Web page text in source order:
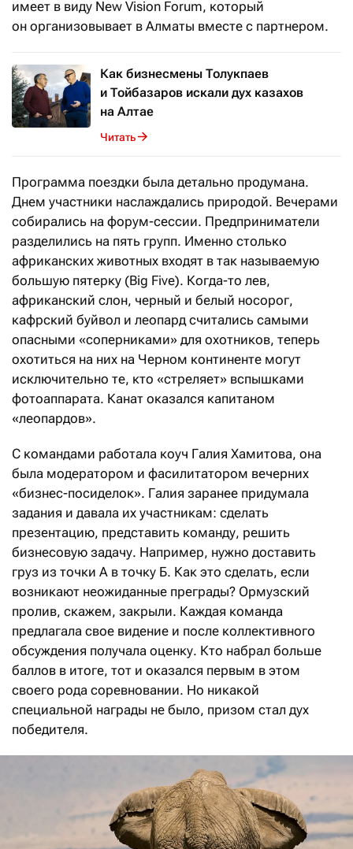
имеет в виду New Vision Forum, который
он организовывает в Алматы вместе с партнером.
Как бизнесмены Толукпаев
и Тойбазаров искали дух казахов
на Алтае
Читать
Программа поездки была детально продумана.
Днем участники наслаждались природой. Вечерами
собирались на форум-сессии. Предприниматели
разделились на пять групп. Именно столько
африканских животных входят в так называемую
большую пятерку (Big Five). Когда-то лев,
африканский слон, черный и белый носорог,
кафрский буйвол и леопард считались самыми
опасными «соперниками» для охотников, теперь
охотиться на них на Черном континенте могут
исключительно те, кто «стреляет» вспышками
фотоаппарата. Канат оказался капитаном
«леопардов».
С командами работала коуч Галия Хамитова, она
была модератором и фасилитатором вечерних
«бизнес-посиделок». Галия заранее придумала
задания и давала их участникам: сделать
презентацию, представить команду, решить
бизнесовую задачу. Например, нужно доставить
груз из точки А в точку Б. Как это сделать, если
возникают неожиданные преграды? Ормузский
пролив, скажем, закрыли. Каж­дая команда
предлагала свое видение и после коллективного
обсуждения получала оценку. Кто набрал больше
баллов в итоге, тот и оказался первым в этом
своего рода соревновании. Но никакой
специальной награды не было, призом стал дух
победителя.